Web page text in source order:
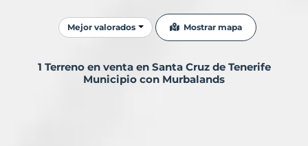
Ordenar resultados
Mejor valorados Mostrar mapa
1 Terreno en venta en Santa Cruz de Tenerife
Municipio con Murbalands